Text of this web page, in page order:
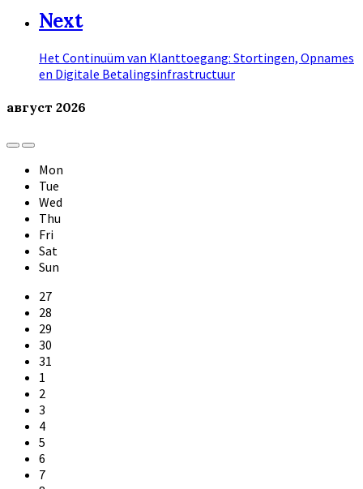
Next
Het Continuüm van Klanttoegang: Stortingen, Opnames
en Digitale Betalingsinfrastructuur
август 2026
Previous
Month
Next
Month
Mon
Tue
Wed
Thu
Fri
Sat
Sun
Skip
calendar
days
27
28
29
30
31
1
2
3
4
5
6
7